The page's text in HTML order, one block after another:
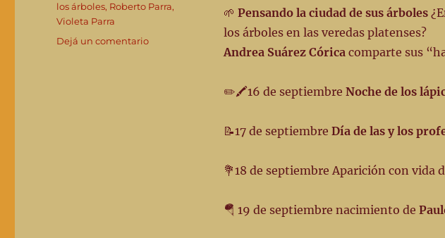
🌱 Pensando la ciudad de sus árboles
los árboles en las veredas platenses?
Andrea Suárez Córica comparte sus
✏️🖍️16 de septiembre Noche de los
📝17 de septiembre Día de las y los
💐18 de septiembre Aparición con vida
🪂 19 de septiembre nacimiento de
los árboles, Roberto Parra,
Violeta Parra
Dejá un comentarioen